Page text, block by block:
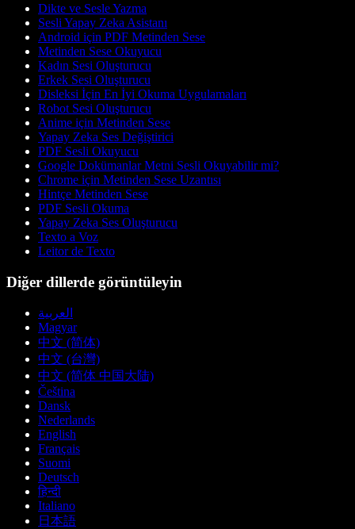
Dikte ve Sesle Yazma
Sesli Yapay Zeka Asistanı
Android için PDF Metinden Sese
Metinden Sese Okuyucu
Kadın Sesi Oluşturucu
Erkek Sesi Oluşturucu
Disleksi İçin En İyi Okuma Uygulamaları
Robot Sesi Oluşturucu
Anime için Metinden Sese
Yapay Zeka Ses Değiştirici
PDF Sesli Okuyucu
Google Dokümanlar Metni Sesli Okuyabilir mi?
Chrome için Metinden Sese Uzantısı
Hintçe Metinden Sese
PDF Sesli Okuma
Yapay Zeka Ses Oluşturucu
Texto a Voz
Leitor de Texto
Diğer dillerde görüntüleyin
العربية
Magyar
中文 (简体)
中文 (台灣)
中文 (简体 中国大陆)
Čeština
Dansk
Nederlands
English
Français
Suomi
Deutsch
हिन्दी
Italiano
日本語